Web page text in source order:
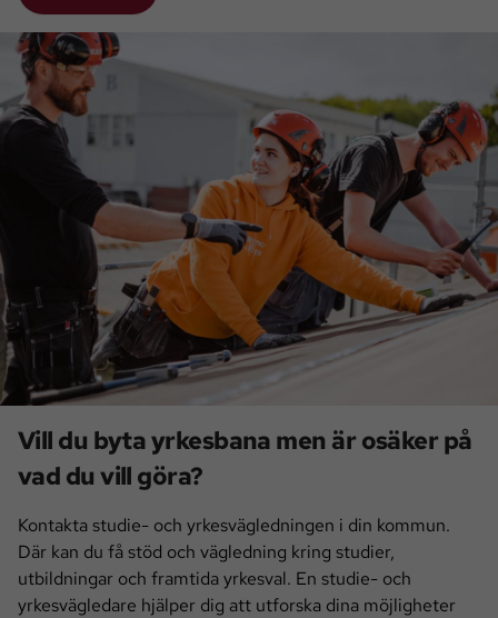
Vill du byta yrkesbana men är osäker på
vad du vill göra?
Kontakta studie- och yrkesvägledningen i din kommun.
Där kan du få stöd och vägledning kring studier,
utbildningar och framtida yrkesval. En studie- och
yrkesvägledare hjälper dig att utforska dina möjligheter